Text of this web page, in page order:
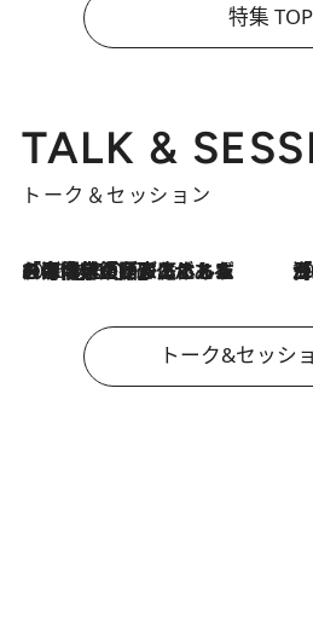
特集 TOP
TALK &
トーク＆セッション
2026.8.3
「今後値上げがあるとすれば…」「リスクがあるのは今年の冬」エネルギー専門家が語る、ホルムズ海峡封鎖が家庭にもたらす“ある心配” 「住宅建てられ
トーク&セッシ